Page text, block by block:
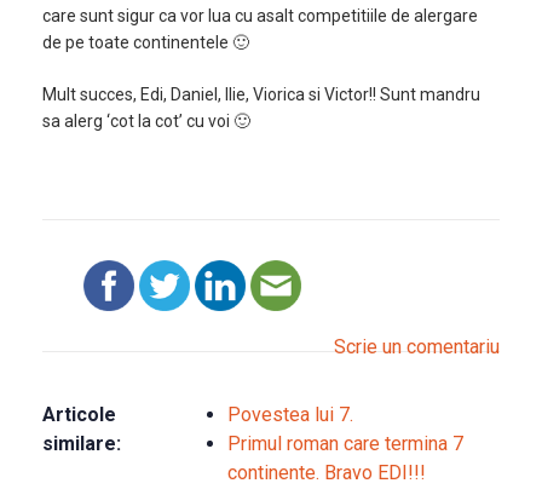
care sunt sigur ca vor lua cu asalt competitiile de alergare
de pe toate continentele 🙂
Mult succes, Edi, Daniel, Ilie, Viorica si Victor!! Sunt mandru
sa alerg ‘cot la cot’ cu voi 🙂
Scrie un comentariu
Articole
similare:
Povestea lui 7.
Primul roman care termina 7
continente. Bravo EDI!!!